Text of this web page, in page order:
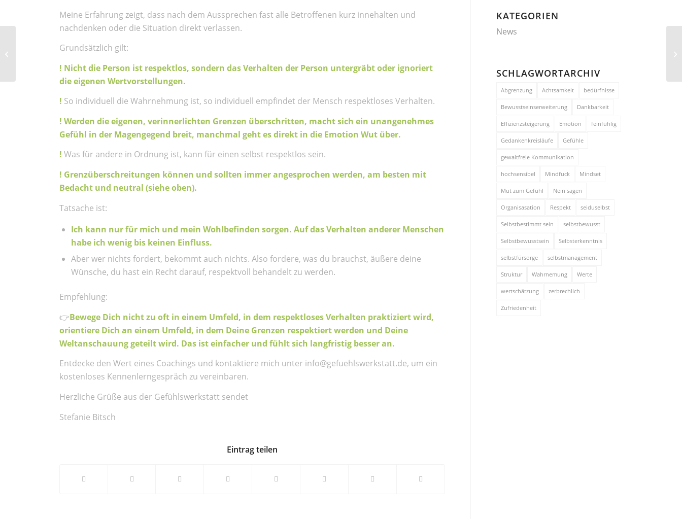
Meine Erfahrung zeigt, dass nach dem Aussprechen fast alle Betroffenen kurz innehalten und
nachdenken oder die Situation direkt verlassen.
Grundsätzlich gilt:
! Nicht die Person ist respektlos, sondern das Verhalten der Person untergräbt oder ignoriert
die eigenen Wertvorstellungen.
! So individuell die Wahrnehmung ist, so individuell empfindet der Mensch respektloses Verhalten.
! Werden die eigenen, verinnerlichten Grenzen überschritten, macht sich ein unangenehmes
Gefühl in der Magengegend breit, manchmal geht es direkt in die Emotion Wut über.
!Was für andere in Ordnung ist, kann für einen selbst respektlos sein.
! Grenzüberschreitungen können und sollten immer angesprochen werden, am besten mit
Bedacht und neutral (siehe oben).
Tatsache ist:
Ich kann nur für mich und mein Wohlbefinden sorgen. Auf das Verhalten anderer Menschen
habe ich wenig bis keinen Einfluss.
Aber wer nichts fordert, bekommt auch nichts. Also fordere, was du brauchst, äußere deine
Wünsche, du hast ein Recht darauf, respektvoll behandelt zu werden.
Empfehlung:
👉Bewege Dich nicht zu oft in einem Umfeld, in dem respektloses Verhalten praktiziert wird,
orientiere Dich an einem Umfeld, in dem Deine Grenzen respektiert werden und Deine
Weltanschauung geteilt wird. Das ist einfacher und fühlt sich langfristig besser an.
Entdecke den Wert eines Coachings und kontaktiere mich unter info@gefuehlswerkstatt.de, um ein
kostenloses Kennenlerngespräch zu vereinbaren.
Herzliche Grüße aus der Gefühlswerkstatt sendet
Stefanie Bitsch
Eintrag teilen
KATEGORIEN
News
SCHLAGWORTARCHIV
Abgrenzung Achtsamkeit bedürfnisse
Bewusstseinserweiterung Dankbarkeit
Effizienzsteigerung Emotion feinfühlig
Gedankenkreisläufe Gefühle
gewaltfreie Kommunikation
hochsensibel Mindfuck Mindset
Mut zum Gefühl Nein sagen
Organisasation Respekt seiduselbst
Selbstbestimmt sein selbstbewusst
Selbstbewusstsein Selbsterkenntnis
selbstfürsorge selbstmanagement
Struktur Wahrnemung Werte
wertschätzung zerbrechlich
Zufriedenheit
Der MUTausbruch